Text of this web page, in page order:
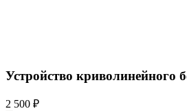
Устройство криволинейного
2 500 ₽